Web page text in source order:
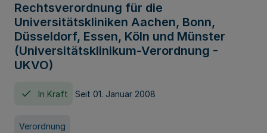
Rechtsverordnung für die
Universitätskliniken Aachen, Bonn,
Düsseldorf, Essen, Köln und Münster
(Universitätsklinikum-Verordnung -
UKVO)
In Kraft Seit 01. Januar 2008
Verordnung